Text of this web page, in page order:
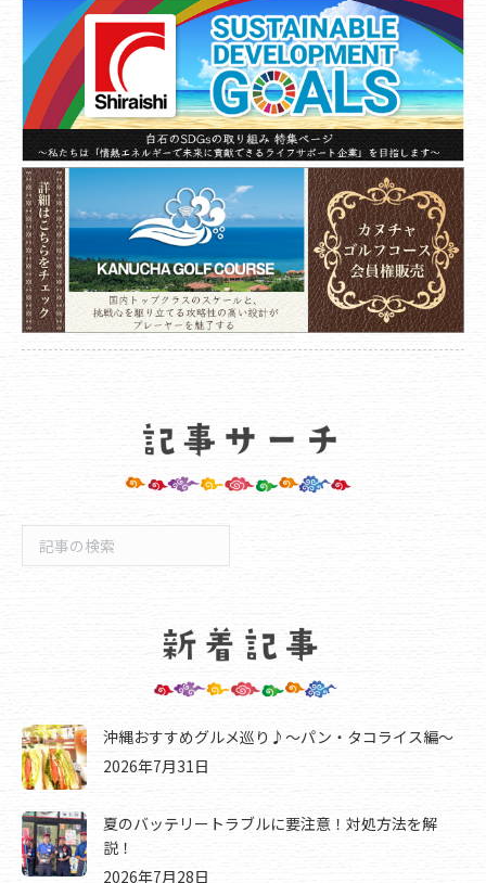
索
沖縄おすすめグルメ巡り♪～パン・タコライス編～
2026年7月31日
夏のバッテリートラブルに要注意！対処方法を解
説！
2026年7月28日